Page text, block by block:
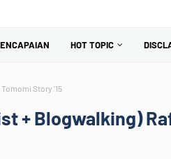
HOT TOPIC
Tomomi Story '15
+ Blogwalking)